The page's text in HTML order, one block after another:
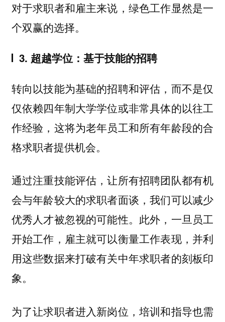
对于求职者和雇主来说，绿色工作显然是一
个双赢的选择。
3. 超越学位：基于技能的招聘
转向以技能为基础的招聘和评估，而不是仅
仅依赖四年制大学学位或非常具体的以往工
作经验，这将为老年员工和所有年龄段的合
格求职者提供机会。
通过注重技能评估，让所有招聘团队都有机
会与年龄较大的求职者面谈，我们可以减少
优秀人才被忽视的可能性。此外，一旦员工
开始工作，雇主就可以衡量工作表现，并利
用这些数据来打破有关中年求职者的刻板印
象。
为了让求职者进入新岗位，培训和指导也需